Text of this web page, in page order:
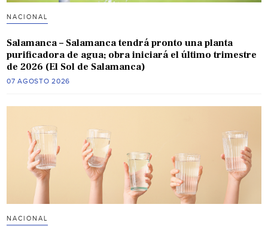
NACIONAL
Salamanca – Salamanca tendrá pronto una planta
purificadora de agua; obra iniciará el último trimestre
de 2026 (El Sol de Salamanca)
07 AGOSTO 2026
NACIONAL